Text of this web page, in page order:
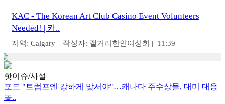
KAC - The Korean Art Club Casino Event Volunteers
Needed! | 카..
지역: Calgary | 작성자: 캘거리한인여성회 | 11:39
핫이슈/사설
포드 "트럼프엔 강하게 맞서야"…캐나다 주수상들, 대미 대응
놓..